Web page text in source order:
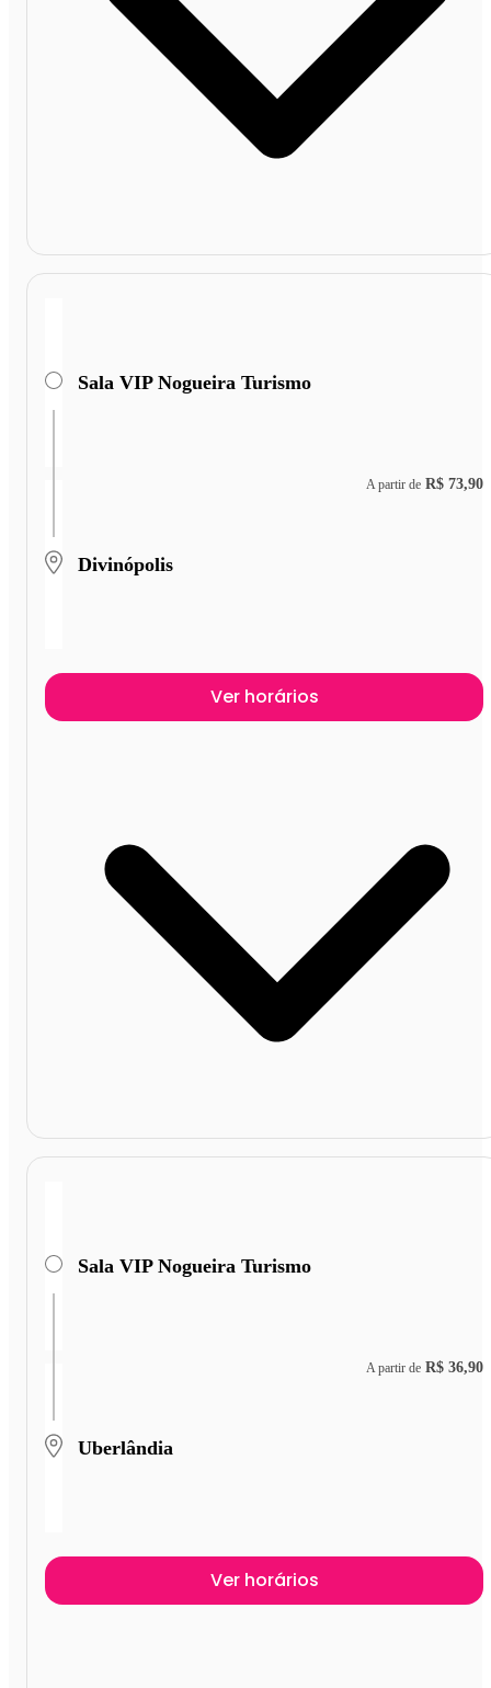
Sala VIP Nogueira Turismo
Divinópolis
A partir de R$ 73,90
Ver horários
Sala VIP Nogueira Turismo
Uberlândia
A partir de R$ 36,90
Ver horários